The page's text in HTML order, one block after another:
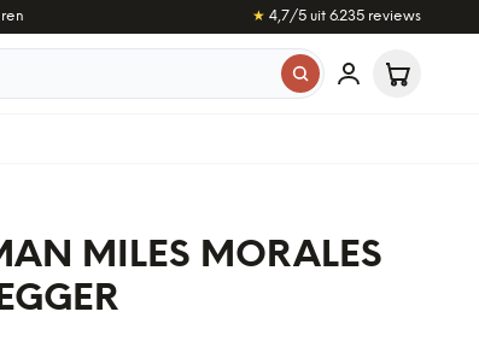
★ 4,7/5 uit 6.235reviews
MILES MORALES